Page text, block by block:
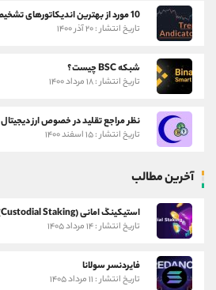
10 مورد از بهترین اندیکاتورهای تشخیص روند
تاریخ انتشار : ۲۰ آذر ۱۴۰۰
شبکه BSC چیست؟
تاریخ انتشار : ۱۸ مرداد ۱۴۰۰
نظر مراجع تقلید در خصوص ارز دیجیتال
تاریخ انتشار : ۱۵ اسفند ۱۴۰۰
آخرین مطالب
استیکینگ امانی (Custodial Staking)
تاریخ انتشار : ۱۴ مرداد ۱۴۰۵
فایردنسر سولانا
تاریخ انتشار : ۱۱ مرداد ۱۴۰۵